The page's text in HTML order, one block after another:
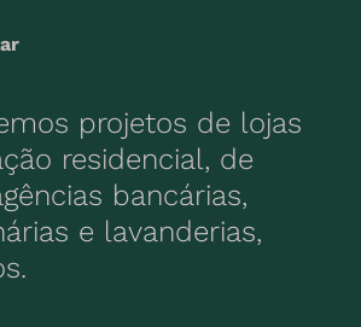
projetos de lojas
residencial, de
bancárias,
e lavanderias,